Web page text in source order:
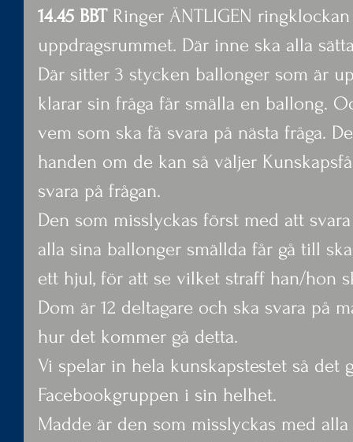
14.45 BBT Ringer ÄNTLIGEN
uppdragsrummet. Där inne ska alla
Där sitter 3 stycken ballonger som är
klarar sin fråga får smälla en ballong.
vem som ska få svara på nästa fråga.
handen om de kan så väljer
svara på frågan.
Den som misslyckas först med att
alla sina ballonger smällda får gå till
ett hjul, för att se vilket straff han/hon
Dom är 12 deltagare och ska svara på
hur det kommer gå detta.
Vi spelar in hela kunskapstestet så det
Facebookgruppen i sin helhet.
Madde är den som misslyckas med